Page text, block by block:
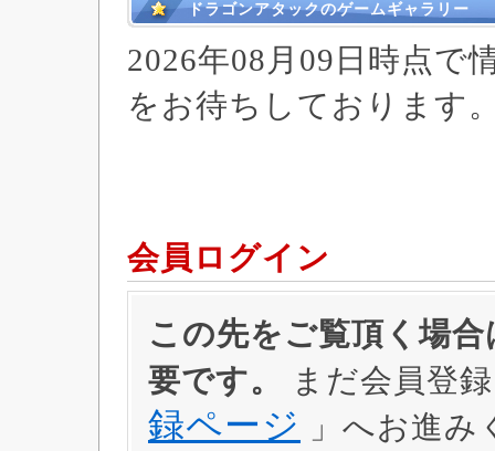
ドラゴンアタックのゲームギャラリー
2026年08月09日時点で
をお待ちしております
会員ログイン
この先をご覧頂く場
要です。
まだ会員登
録ページ
」へお進